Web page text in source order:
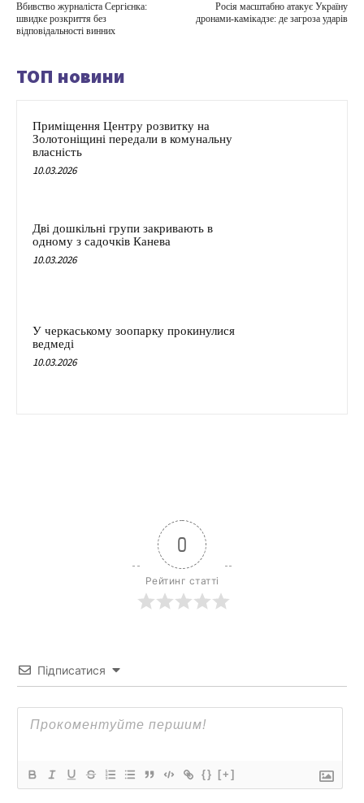
Вбивство журналіста Сергієнка:
швидке розкриття без
відповідальності винних
Росія масштабно атакує Україну
дронами-камікадзе: де загроза ударів
ТОП новини
Приміщення Центру розвитку на
Золотоніщині передали в комунальну
власність
10.03.2026
Дві дошкільні групи закривають в
одному з садочків Канева
10.03.2026
У черкаському зоопарку прокинулися
ведмеді
10.03.2026
0
Рейтинг статті
Підписатися
{} [+]